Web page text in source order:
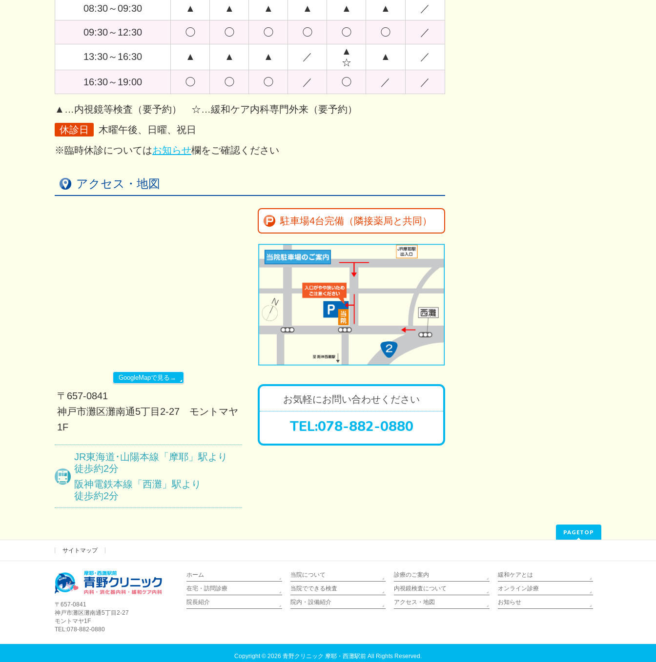
08:30～09:30 ▲ ▲ ▲ ▲ ▲ ▲ ／
09:30～12:30 ◯ ◯ ◯ ◯ ◯ ◯ ／
13:30～16:30 ▲ ▲ ▲ ／
▲
☆
▲ ／
16:30～19:00 ◯ ◯ ◯ ／ ◯ ／ ／
▲…内視鏡等検査（要予約） ☆…緩和ケア内科専門外来（要予約）
休診日
木曜午後、日曜、祝日
※臨時休診についてはお知らせ欄をご確認ください
アクセス・地図
GoogleMapで見る→
〒657-0841
神戸市灘区灘南通5丁目2-27 モントマヤ
1F
JR東海道･山陽本線 「摩耶」駅より
徒歩約2分
阪神電鉄本線 「西灘」駅より
徒歩約2分
駐車場4台完備 （隣接薬局と共同）
お気軽にお問い合わせください
TEL:078-882-0880
PAGETOP
サイトマップ
〒657-0841
神戸市灘区灘南通5丁目2-27
モントマヤ1F
TEL:078-882-0880
ホーム 当院について 診療のご案内
緩和ケアとは
在宅・訪問診療
当院でできる検査 内視鏡検査について
オンライン診療
院長紹介
院内・設備紹介 アクセス・地図 お知らせ
Copyright © 2026 青野クリニック 摩耶・西灘駅前 All Rights Reserved.